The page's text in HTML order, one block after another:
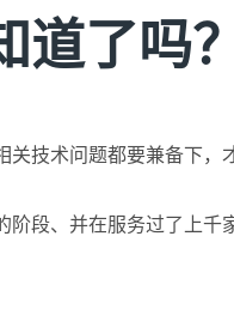
了吗？
技术问题都要兼备下，
段、并在服务过了上千